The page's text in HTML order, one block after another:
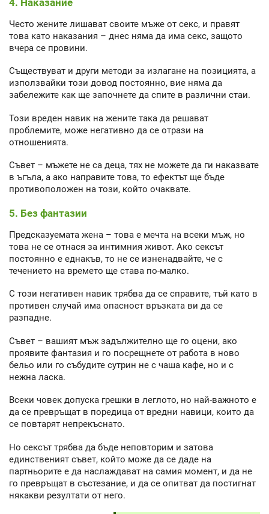
Често жените лишават своите мъже от секс, и правят
това като наказания – днес няма да има секс, защото
вчера се провини.
Съществуват и други методи за излагане на позицията, а
използвайки този довод постоянно, вие няма да
забележите как ще започнете да спите в различни стаи.
Този вреден навик на жените така да решават
проблемите, може негативно да се отрази на
отношенията.
Съвет – мъжете не са деца, тях не можете да ги наказвате
в ъгъла, а ако направите това, то ефектът ще бъде
противоположен на този, който очаквате.
5. Без фантазии
Предсказуемата жена – това е мечта на всеки мъж, но
това не се отнася за интимния живот. Ако сексът
постоянно е еднакъв, то не се изненадвайте, че с
течението на времето ще става по-малко.
С този негативен навик трябва да се справите, тъй като в
противен случай има опасност връзката ви да се
разпадне.
Съвет – вашият мъж задължително ще го оцени, ако
проявите фантазия и го посрещнете от работа в ново
бельо или го събудите сутрин не с чаша кафе, но и с
нежна ласка.
Всеки човек допуска грешки в леглото, но най-важното е
да се превръщат в поредица от вредни навици, които да
се повтарят непрекъснато.
Но сексът трябва да бъде неповторим и затова
единственият съвет, който може да се даде на
партньорите е да наслаждават на самия момент, и да не
го превръщат в състезание, и да се опитват да постигнат
някакви резултати от него.